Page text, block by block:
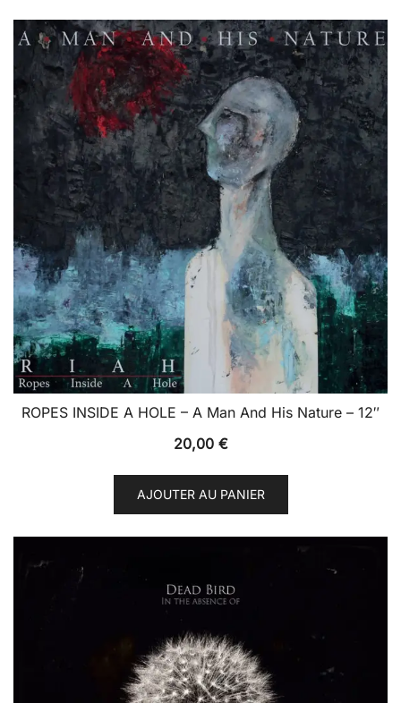
ROPES INSIDE A HOLE – A Man And His Nature – 12″
20,00 €
AJOUTER AU PANIER